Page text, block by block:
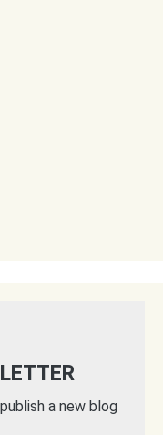
a new blog